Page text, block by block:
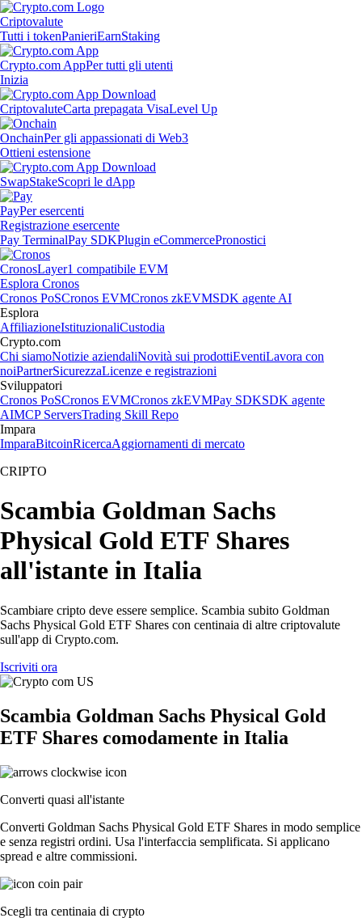
Criptovalute
Tutti i tokenPanieriEarnStaking
Crypto.com AppPer tutti gli utenti
Inizia
CriptovaluteCarta prepagata VisaLevel Up
OnchainPer gli appassionati di Web3
Ottieni estensione
SwapStakeScopri le dApp
PayPer esercenti
Registrazione esercente
Pay TerminalPay SDKPlugin eCommercePronostici
CronosLayer1 compatibile EVM
Esplora Cronos
Cronos PoSCronos EVMCronos zkEVMSDK agente AI
Esplora
AffiliazioneIstituzionaliCustodia
Crypto.com
Chi siamoNotizie aziendaliNovità sui prodottiEventiLavora con
noiPartnerSicurezzaLicenze e registrazioni
Sviluppatori
Cronos PoSCronos EVMCronos zkEVMPay SDKSDK agente
AIMCP ServersTrading Skill Repo
Impara
ImparaBitcoinRicercaAggiornamenti di mercato
CRIPTO
Scambia Goldman Sachs
Physical Gold ETF Shares
all'istante in Italia
Scambiare cripto deve essere semplice. Scambia subito Goldman
Sachs Physical Gold ETF Shares con centinaia di altre criptovalute
sull'app di Crypto.com.
Iscriviti ora
Scambia Goldman Sachs Physical Gold
ETF Shares comodamente in Italia
Converti quasi all'istante
Converti Goldman Sachs Physical Gold ETF Shares in modo semplice
e senza registri ordini. Usa l'interfaccia semplificata. Si applicano
spread e altre commissioni.
Scegli tra centinaia di crypto